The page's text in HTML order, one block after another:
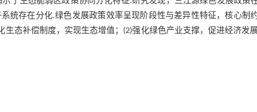
统存在分化.绿色发展政策效率呈现阶段性与差异性特征，核心制
态补偿制度，实现生态增值；(2)强化绿色产业支撑，促进经济发